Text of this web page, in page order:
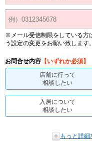
※メール受信制限をしている方
う設定の変更をお願い致します。
お問合せ内容 【いずれか必須】
店舗に行って
相談したい
入居について
相談したい
もっと詳